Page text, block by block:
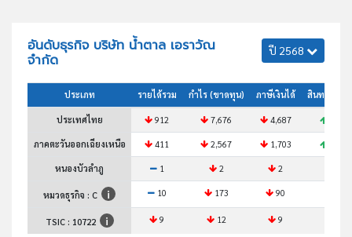
อันดับธุรกิจ บริษัท น้ำตาล เอราวัณ
จำกัด
ปี 2568
ประเภท รายได้รวม กำไร (ขาดทุน) ภาษีเงินได้ สินทรัพย์ร
ประเทศไทย 912 7,676 4,687
ภาคตะวันออกเฉียงเหนือ 411 2,567 1,703
หนองบัวลำภู 1 2 2
หมวดธุรกิจ : C 10 173 90
TSIC : 10722 9 12 9